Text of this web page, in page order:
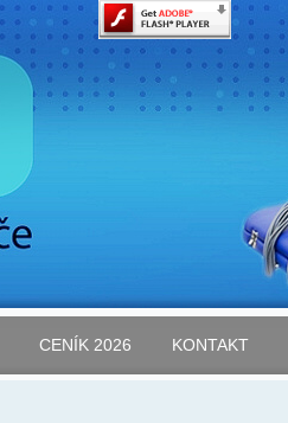
CENÍK 2026 KONTAKT